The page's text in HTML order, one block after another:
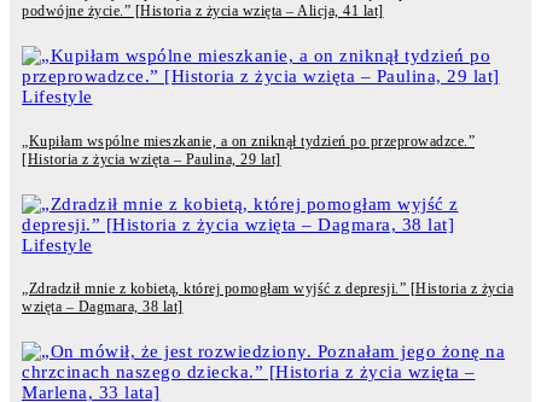
podwójne życie.” [Historia z życia wzięta – Alicja, 41 lat]
Lifestyle
„Kupiłam wspólne mieszkanie, a on zniknął tydzień po przeprowadzce.”
[Historia z życia wzięta – Paulina, 29 lat]
Lifestyle
„Zdradził mnie z kobietą, której pomogłam wyjść z depresji.” [Historia z życia
wzięta – Dagmara, 38 lat]